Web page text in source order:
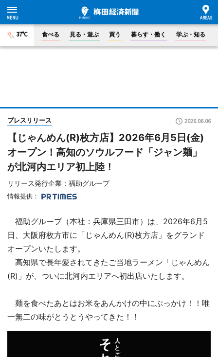
37°C 食べる 見る・遊ぶ 買う 暮らす・働く 学ぶ・知る
プレスリリース 2026.06.06
【じゃんめん(R)枚方店】2026年6月5日(金)
オープン！高知のソウルフード「ジャン麺」
が北河内エリア初上陸！
リリース発行企業：福助グループ
情報提供：
福助グループ（本社：兵庫県三田市）は、2026年6月5
日、大阪府枚方市に「じゃんめん(R)枚方店」をグランド
オープンいたします。
高知県で長年愛されてきたご当地ラーメン「じゃんめん
(R)」が、ついに北河内エリアへ初出店いたします。
麺を食べたあとはお米をあんかけの中にぶっかけ！！唯
一無二の味がとうとうやってきた！！